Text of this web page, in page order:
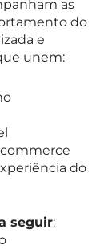
as
do
e
unem:
do
seguir: